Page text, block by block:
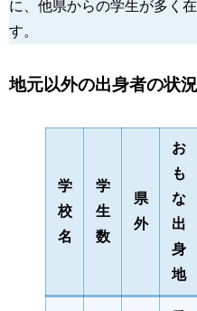
に、他県からの学生が多く
す。
地元以外の出身者の状況
学
校
名
学
生
数
県
外
お
も
な
出
身
地